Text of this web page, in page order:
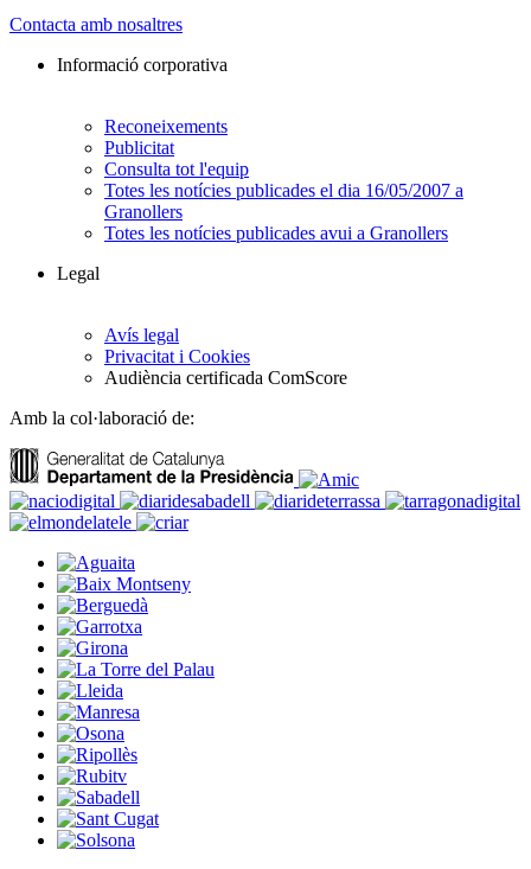
Contacta amb nosaltres
Informació corporativa
Reconeixements
Publicitat
Consulta tot l'equip
Totes les notícies publicades el dia 16/05/2007 a
Granollers
Totes les notícies publicades avui a Granollers
Legal
Avís legal
Privacitat i Cookies
Audiència certificada ComScore
Amb la col·laboració de: